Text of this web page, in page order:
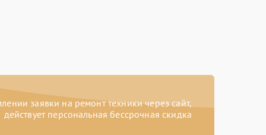
заявки на ремонт техники через сайт,
действует персональная бессрочная скидка